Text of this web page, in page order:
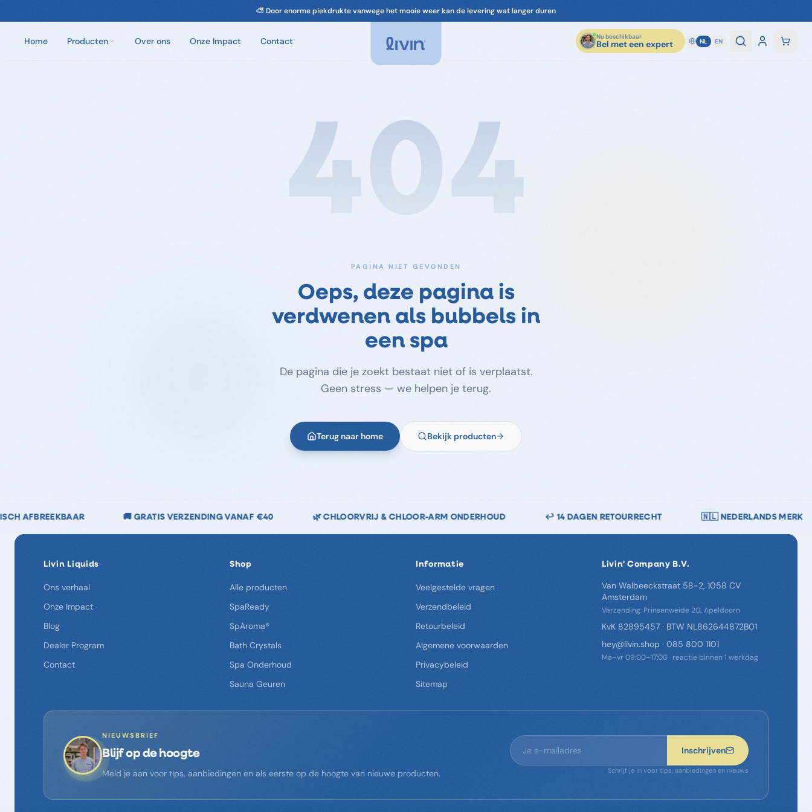
Home Producten
Spa Onderhoud
Filter, leidingen, cover. Alles om je spa in
topconditie te houden.
Accessoires
Filters & onderdelen voor je spa
Over ons Onze Impact Contact Nu beschikbaar
Bel met een expert NL EN
404
PAGINA NIET GEVONDEN
Oeps, deze pagina is
verdwenen als bubbels in
een spa
De pagina die je zoekt bestaat niet of is verplaatst.
Geen stress — we helpen je terug.
Terug naar home Bekijk producten
VANAF €40 🌿 CHLOORVRIJ & CHLOOR-ARM ONDERHOUD ↩️ 14 DAGEN RETOURRECHT 🇳🇱 NEDERLANDS MERK 🔒 VEILIG BETALEN — IDEAL ·
Livin Liquids
Ons verhaal
Onze Impact
Blog
Dealer Program
Contact
Shop
Alle producten
SpaReady
SpAroma®
Bath Crystals
Spa Onderhoud
Sauna Geuren
Informatie
Veelgestelde vragen
Verzendbeleid
Retourbeleid
Algemene voorwaarden
Privacybeleid
Sitemap
Livin' Company B.V.
Van Walbeeckstraat 58-2, 1058 CV
Amsterdam
Verzending: Prinsenweide 2G, Apeldoorn
KvK 82895457 · BTW NL862644872B01
hey@livin.shop · 085 800 1101
Ma–vr 09:00–17:00 · reactie binnen 1 werkdag
NIEUWSBRIEF
Blijf op de hoogte
Meld je aan voor tips, aanbiedingen en als eerste op de hoogte van nieuwe producten.
Inschrijven
Schrijf je in voor tips, aanbiedingen en nieuws